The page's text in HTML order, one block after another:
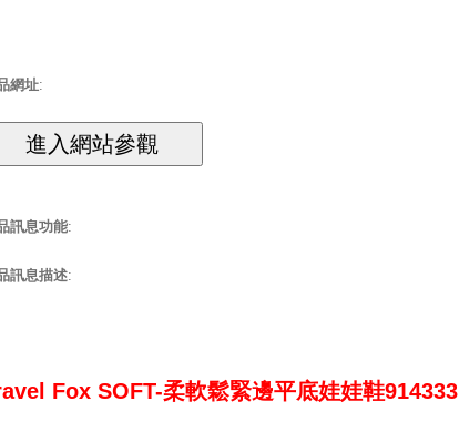
網址:
訊息功能:
訊息描述:
Fox SOFT-柔軟鬆緊邊平底娃娃鞋914333